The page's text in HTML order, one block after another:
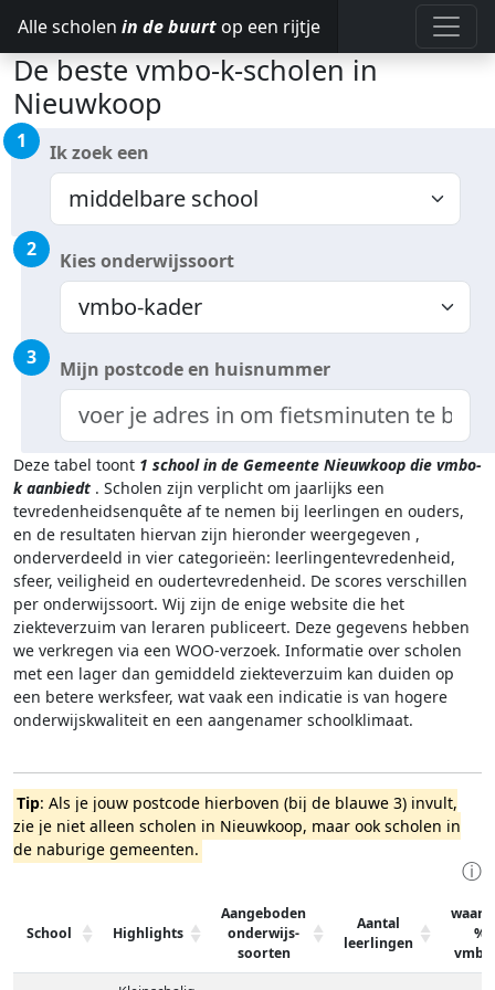
Alle scholen in de buurt op een rijtje
De beste vmbo-k-scholen in
Nieuwkoop
1 Ik zoek een
2 Kies onderwijssoort
3 Mijn postcode en huisnummer
Deze tabel toont 1 school in de Gemeente Nieuwkoop die vmbo-
k aanbiedt . Scholen zijn verplicht om jaarlijks een
tevredenheidsenquête af te nemen bij leerlingen en ouders,
en de resultaten hiervan zijn hieronder weergegeven ,
onderverdeeld in vier categorieën: leerlingentevredenheid,
sfeer, veiligheid en oudertevredenheid. De scores verschillen
per onderwijssoort. Wij zijn de enige website die het
ziekteverzuim van leraren publiceert. Deze gegevens hebben
we verkregen via een WOO-verzoek. Informatie over scholen
met een lager dan gemiddeld ziekteverzuim kan duiden op
een betere werksfeer, wat vaak een indicatie is van hogere
onderwijskwaliteit en een aangenamer schoolklimaat.
Tip: Als je jouw postcode hierboven (bij de blauwe 3) invult,
zie je niet alleen scholen in Nieuwkoop, maar ook scholen in
de naburige gemeenten.
ⓘ
School Highlights
Aangeboden
onderwijs-
soorten
Aantal
leerlingen
%